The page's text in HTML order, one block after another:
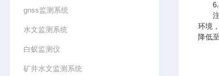
gnss监测系统
水文监测系统
白蚁监测仪
矿井水文监测系统
6.具
注意
环境
降低